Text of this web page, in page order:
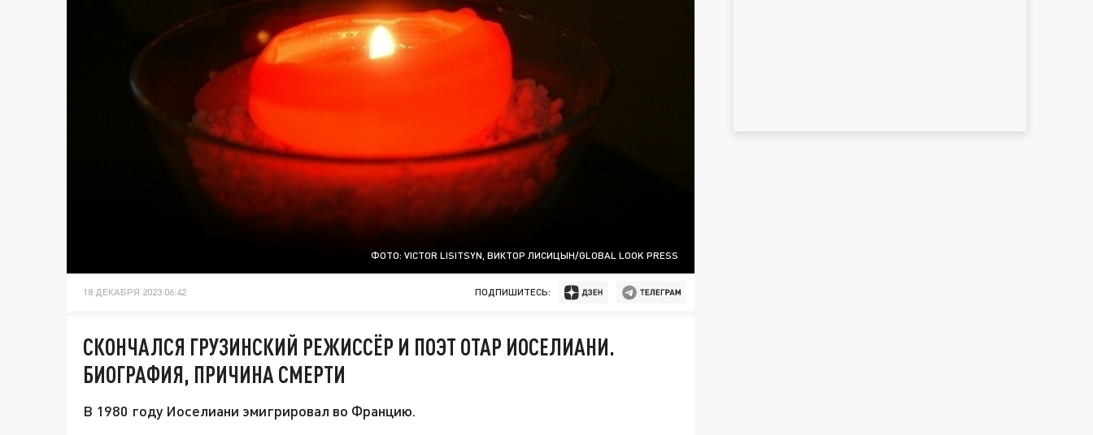
ФОТО: VICTOR LISITSYN, ВИКТОР ЛИСИЦЫН/GLOBAL LOOK PRESS
18 ДЕКАБРЯ 2023 06:42 ПОДПИШИТЕСЬ:
СКОНЧАЛСЯ ГРУЗИНСКИЙ РЕЖИССЁР И ПОЭТ ОТАР ИОСЕЛИАНИ.
БИОГРАФИЯ, ПРИЧИНА СМЕРТИ
В 1980 году Иоселиани эмигрировал во Францию.